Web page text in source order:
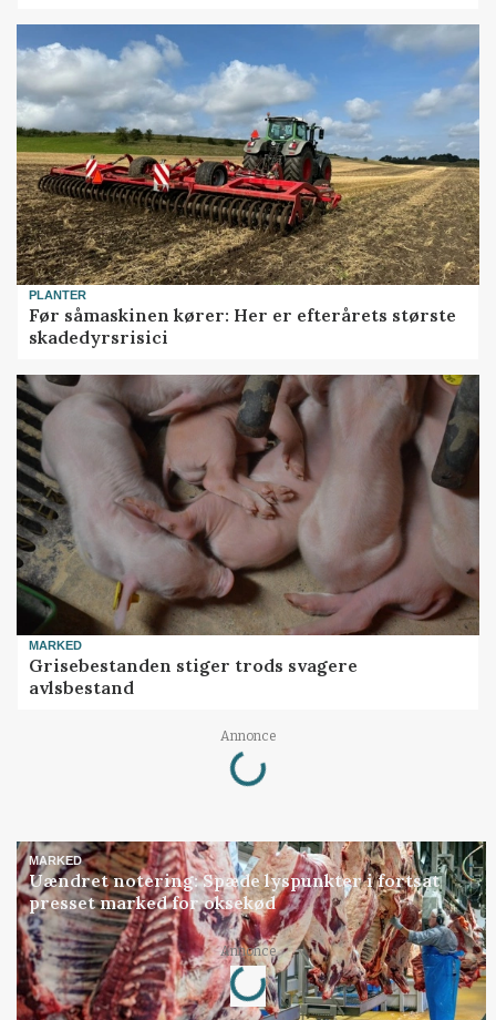
PLANTER
Før såmaskinen kører: Her er efterårets største
skadedyrsrisici
MARKED
Grisebestanden stiger trods svagere
avlsbestand
Annonce
Loading...
MARKED
Uændret notering: Spæde lyspunkter i fortsat
presset marked for oksekød
Annonce
Loading...